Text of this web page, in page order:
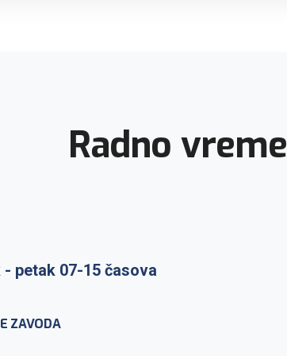
Radno vreme
petak 07-15 časova
ponedeljak-petak 7-